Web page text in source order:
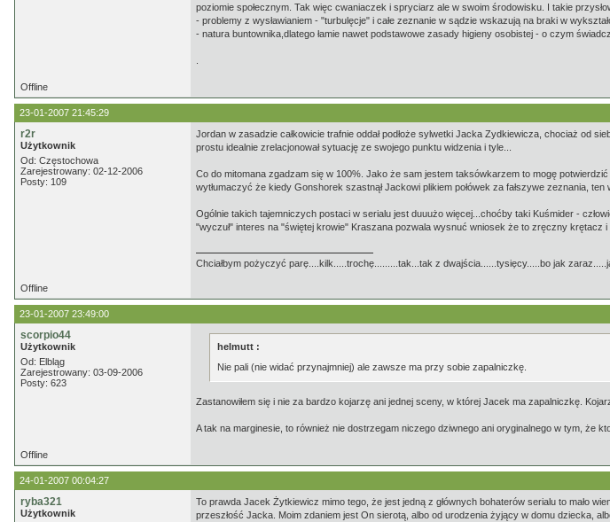
poziomie społecznym. Tak więc cwaniaczek i spryciarz ale w swoim środowisku. I takie
- problemy z wysławianiem - "turbulęcje" i całe zeznanie w sądzie wskazują na braki w
- natura buntownika,dlatego łamie nawet podstawowe zasady higieny osobistej - o czym
Offline
23-01-2007 21:45:29
r2r
Użytkownik
Od: Częstochowa
Zarejestrowany: 02-12-2006
Posty: 109
Jordan w zasadzie całkowicie trafnie oddał podłoże sylwetki Jacka Zydkiewicza, chociaż od
prostu idealnie zrelacjonował sytuację ze swojego punktu widzenia i tyle...
Co do mitomana zgadzam się w 100%. Jako że sam jestem taksówkarzem to mogę
wytłumaczyć że kiedy Gonshorek szastnął Jackowi plikiem połówek za fałszywe zeznania, ten
Ogólnie takich tajemniczych postaci w serialu jest duuużo więcej...choćby taki Kuśmider -
"wyczuł" interes na "świętej krowie" Kraszana pozwala wysnuć wniosek że to zręczny krętacz
Chciałbym pożyczyć parę....kilk.....trochę.........tak...tak z dwajścia......tysięcy.....bo jak
Offline
23-01-2007 23:49:00
scorpio44
Użytkownik
Od: Elbląg
Zarejestrowany: 03-09-2006
Posty: 623
helmutt :
Nie pali (nie widać przynajmniej) ale zawsze ma przy sobie zapalniczkę.
Zastanowiłem się i nie za bardzo kojarzę ani jednej sceny, w której Jacek ma zapalniczkę.
A tak na marginesie, to również nie dostrzegam niczego dziwnego ani oryginalnego w tym, że
Offline
24-01-2007 00:04:27
ryba321
Użytkownik
To prawda Jacek Żytkiewicz mimo tego, że jest jedną z głównych bohaterów serialu to mało
przeszłość Jacka. Moim zdaniem jest On sierotą, albo od urodzenia żyjący w domu dziecka,